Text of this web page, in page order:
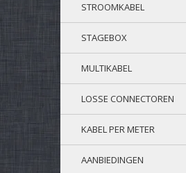
STROOMKABEL
STAGEBOX
MULTIKABEL
LOSSE CONNECTOREN
KABEL PER METER
AANBIEDINGEN